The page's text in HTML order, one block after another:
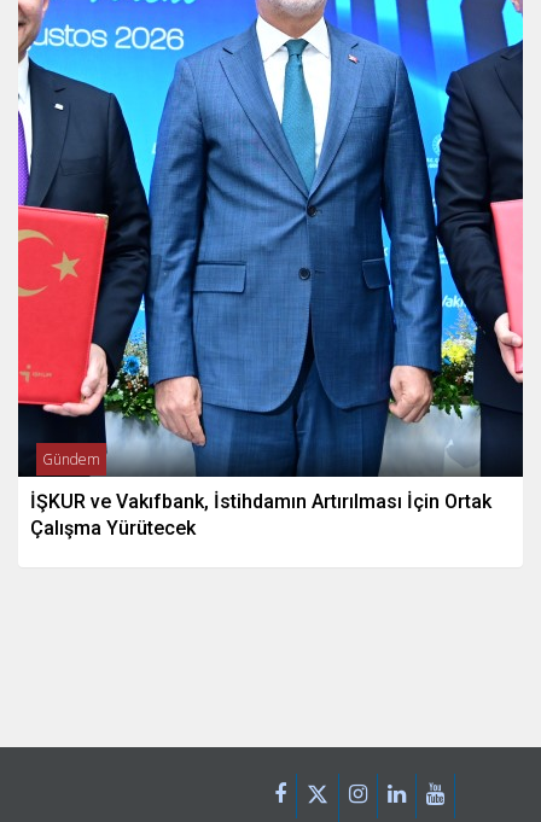
Gündem
İŞKUR ve Vakıfbank, İstihdamın Artırılması İçin Ortak
Çalışma Yürütecek